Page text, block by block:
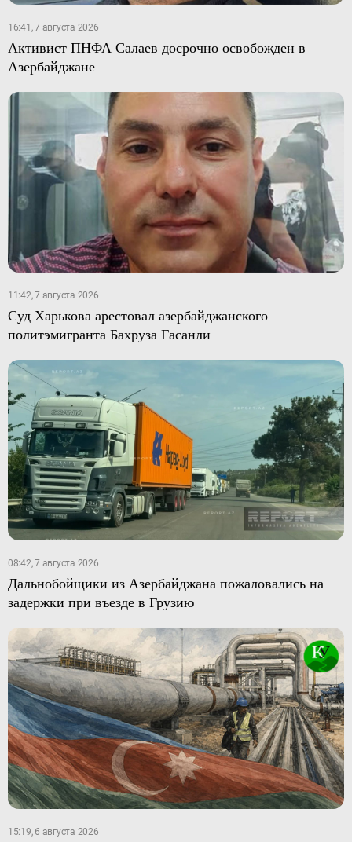
16:41, 7 августа 2026
Активист ПНФА Салаев досрочно освобожден в
Азербайджане
11:42, 7 августа 2026
Суд Харькова арестовал азербайджанского
политэмигранта Бахруза Гасанли
08:42, 7 августа 2026
Дальнобойщики из Азербайджана пожаловались на
задержки при въезде в Грузию
15:19, 6 августа 2026